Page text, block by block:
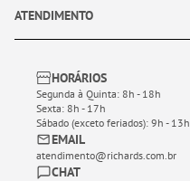
ATENDIMENTO
HORÁRIOS
Segunda à Quinta: 8h - 18h
Sexta: 8h - 17h
Sábado (exceto feriados): 9h - 13h
EMAIL
atendimento@richards.com.br
CHAT